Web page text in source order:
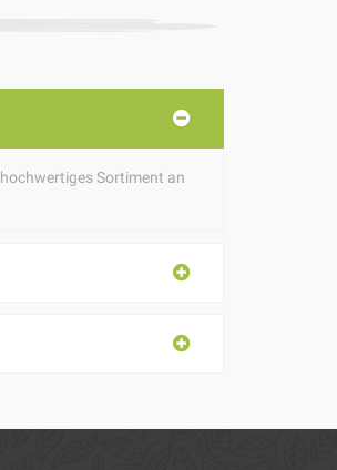
Sortiment an